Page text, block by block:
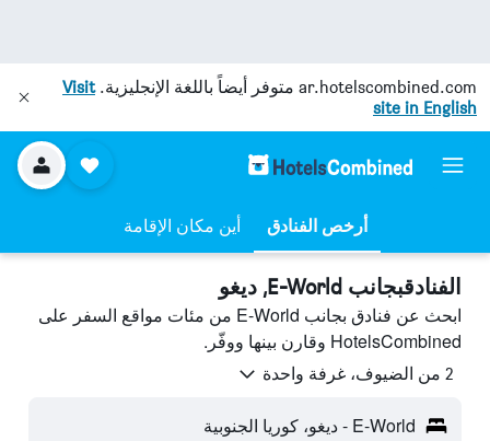
ar.hotelscombined.com متوفر أيضاً باللغة الإنجليزية.Visit
site in English
أرخص الفنادق أين مكان الإقامة
الفنادقبجانب E-World, ديغو
ابحث عن فنادق بجانب E-World من مئات مواقع السفر على
HotelsCombined وقارن بينها ووفّر.
2 من الضيوف، غرفة واحدة
E-World - ديغو، كوريا الجنوبية